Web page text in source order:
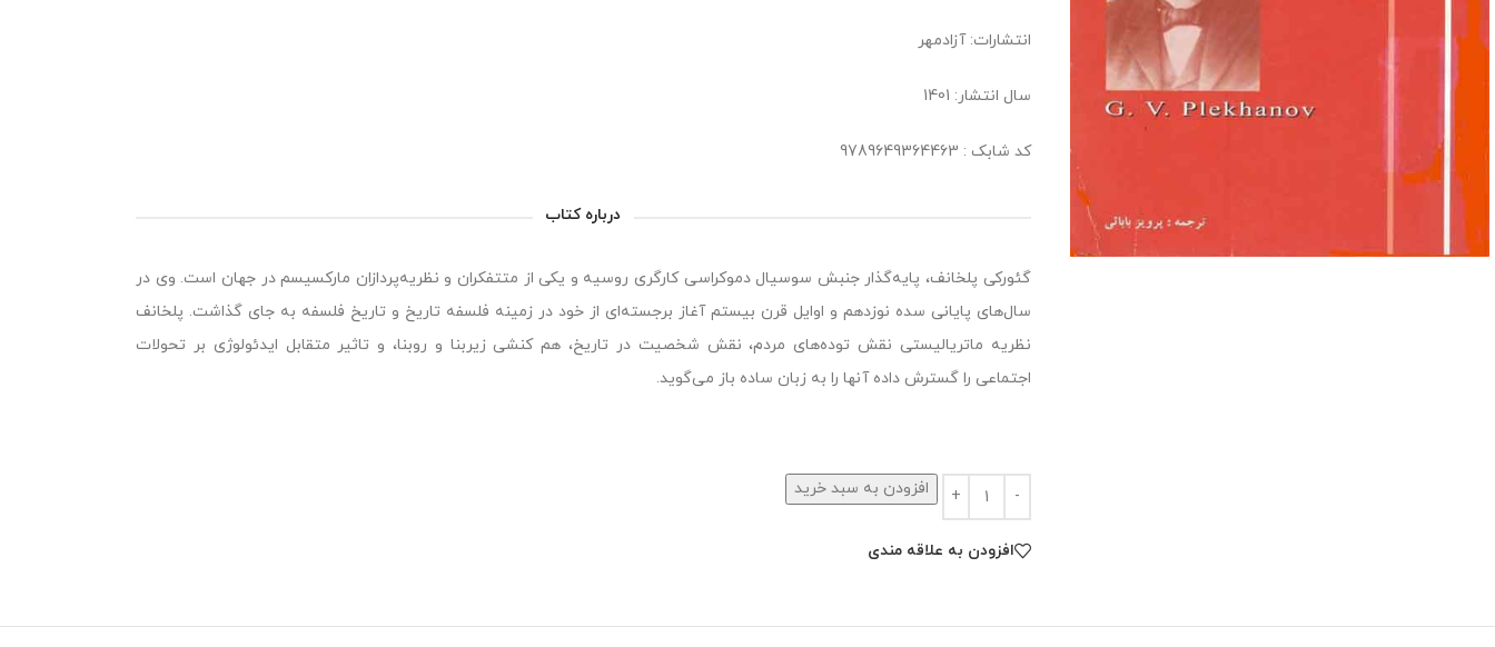
انتشارات: آزادمهر
سال انتشار: 1401
کد شابک : 9789649364463
درباره کتاب
گئورکی پلخانف، پایه‌گذار جنبش سوسیال دموکراسی کارگری روسیه و یکی از متتفکران و نظریه‌پردازان مارکسیسم در جهان است. وی در
سال‌های پایانی سده نوزدهم و اوایل قرن بیستم آغاز برجسته‌ای از خود در زمینه فلسفه تاریخ و تاریخ فلسفه به جای گذاشت. پلخانف
نظریه ماتریالیستی نقش توده‌های مردم، نقش شخصیت در تاریخ، هم کنشی زیربنا و روبنا، و تاثیر متقابل ایدئولوژی بر تحولات
اجتماعی را گسترش داده آنها را به زبان ساده باز می‌گوید.
افزودن به سبد خرید
افزودن به علاقه مندی